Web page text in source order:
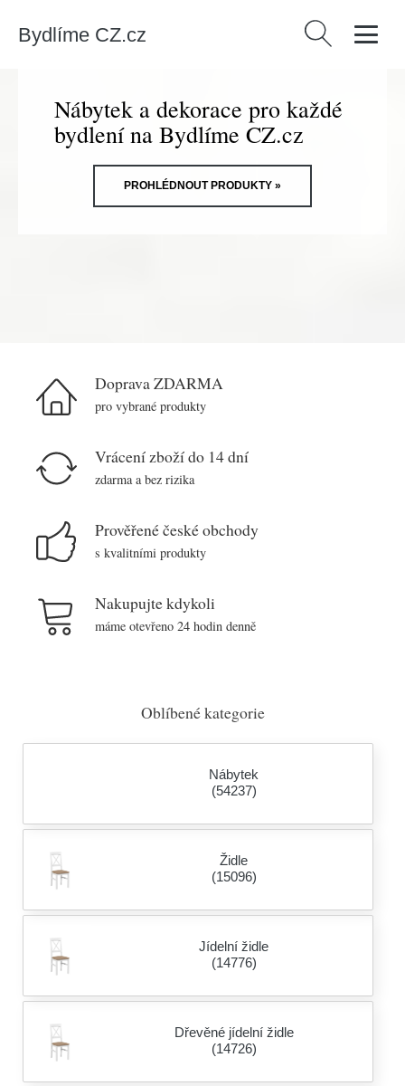
Bydlíme CZ.cz Vyhledávání
Nábytek a dekorace pro každé
bydlení na Bydlíme CZ.cz
PROHLÉDNOUT PRODUKTY »
Doprava ZDARMA
pro vybrané produkty
Vrácení zboží do 14 dní
zdarma a bez rizika
Prověřené české obchody
s kvalitními produkty
Nakupujte kdykoli
máme otevřeno 24 hodin denně
Oblíbené kategorie
Nábytek
(54237)
Židle
(15096)
Jídelní židle
(14776)
Dřevěné jídelní židle
(14726)